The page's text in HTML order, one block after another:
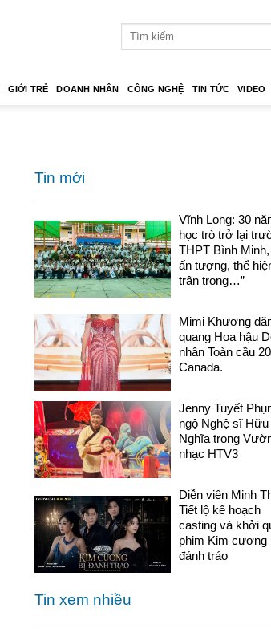
GIỚI TRẺ DOANH NHÂN CÔNG NGHỆ TIN TỨC VIDEO
Tin mới
Vĩnh Long: 30
học trò trở lại
THPT Bình Minh,
ấn tượng, thể
trân trọng…”
Mimi Khương
quang Hoa hậu
nhân Toàn cầu
Canada.
Jenny Tuyết
ngộ Nghệ sĩ Hữu
Nghĩa trong
nhạc HTV3
Diễn viên Minh
Tiết lộ kế hoạch
casting và khởi
phim Kim cương
đánh tráo
Tin xem nhiều